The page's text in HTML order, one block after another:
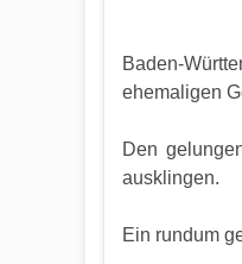
Baden-
ehemaligen
Den
ausklingen.
Ein rundum